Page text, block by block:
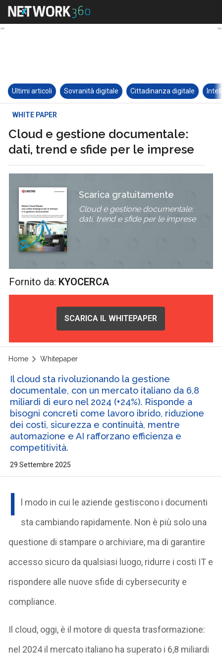
Ultimi articoli Sovranità digitale Cittadinanza digitale
WHITE PAPER
Cloud e gestione documentale:
dati, trend e sfide per le imprese
Scarica gratuitamente
Cloud e gestione documentale:
dati, trend e sfide per le imprese
Fornito da: KYOCERCA
SCARICA IL WHITEPAPER
Home Whitepaper
Il cloud sta rivoluzionando la gestione
documentale, con un mercato italiano da 6,8
miliardi di euro nel 2024 (+24%). Risponde a
bisogni concreti come lavoro ibrido, riduzione
dei costi, sicurezza e continuità, mentre
automazione e AI rafforzano efficienza e
competitività.
29 Settembre 2025
I
l modo in cui le aziende gestiscono i documenti
sta cambiando rapidamente. Non è più solo una
questione di stampare o archiviare, ma di garantire
accesso sicuro da qualsiasi luogo, ridurre i costi IT e
rispondere alle nuove sfide di cybersecurity e
compliance.
Il cloud, oggi, è il motore di questa trasformazione:
nel 2024 il mercato italiano ha superato i 6,8 miliardi